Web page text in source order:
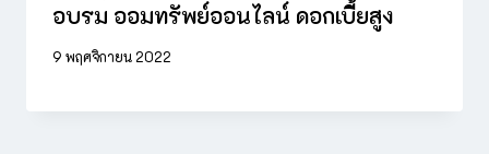
อบรม ออมทรัพย์ออนไลน์ ดอกเบี้ยสูง
9 พฤศจิกายน 2022